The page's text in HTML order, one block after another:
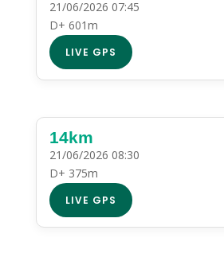
21/06/2026 07:45
D+ 601m
LIVE GPS
14km
21/06/2026 08:30
D+ 375m
LIVE GPS